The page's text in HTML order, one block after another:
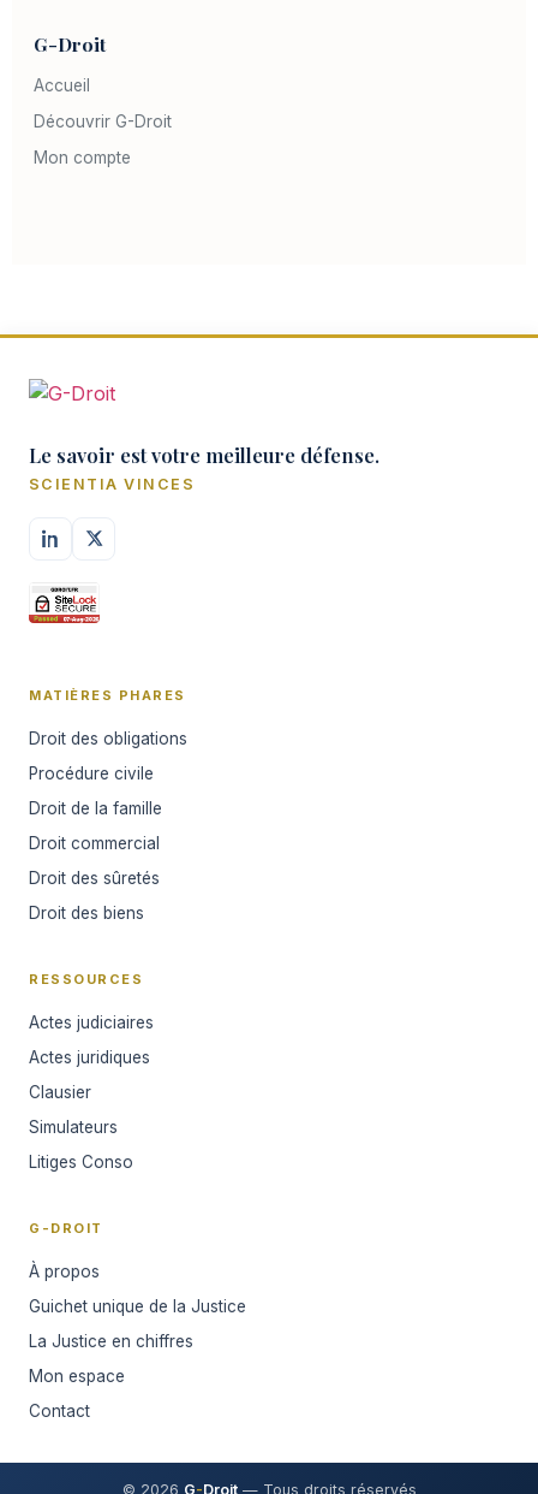
G-Droit
Accueil
Découvrir G-Droit
Mon compte
Le savoir est votre meilleure défense.
SCIENTIA VINCES
MATIÈRES PHARES
Droit des obligations
Procédure civile
Droit de la famille
Droit commercial
Droit des sûretés
Droit des biens
RESSOURCES
Actes judiciaires
Actes juridiques
Clausier
Simulateurs
Litiges Conso
G-DROIT
À propos
Guichet unique de la Justice
La Justice en chiffres
Mon espace
Contact
© 2026 G-Droit— Tous droits réservés